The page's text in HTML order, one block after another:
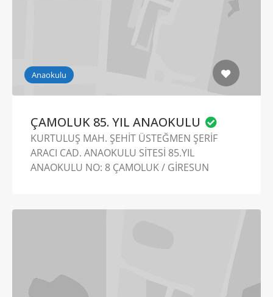
Anaokulu
ÇAMOLUK 85. YIL ANAOKULU
KURTULUŞ MAH. ŞEHİT ÜSTEĞMEN ŞERİF
ARACI CAD. ANAOKULU SİTESİ 85.YIL
ANAOKULU NO: 8 ÇAMOLUK / GİRESUN